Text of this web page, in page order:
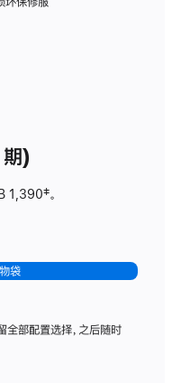
)
1,390脚
‡。
袋
全部配置选择，之后随时